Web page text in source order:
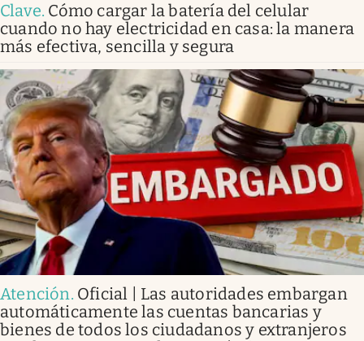
Clave. Cómo cargar la batería del celular
cuando no hay electricidad en casa: la manera
más efectiva, sencilla y segura
Atención. Oficial | Las autoridades embargan
automáticamente las cuentas bancarias y
bienes de todos los ciudadanos y extranjeros